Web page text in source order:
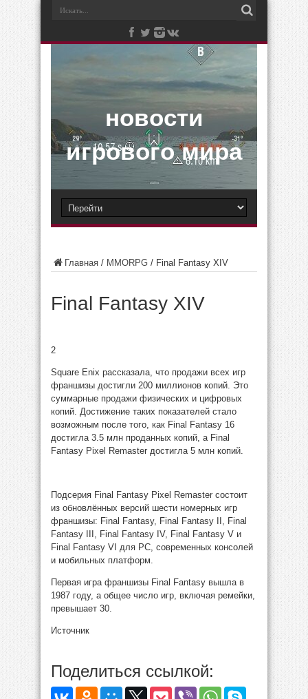
новости
игрового мира
Главная / MMORPG / Final Fantasy XIV
Final Fantasy XIV
2
Square Enix рассказала, что продажи всех игр
франшизы достигли 200 миллионов копий. Это
суммарные продажи физических и цифровых
копий. Достижение таких показателей стало
возможным после того, как Final Fantasy 16
достигла 3.5 млн проданных копий, а Final
Fantasy Pixel Remaster достигла 5 млн копий.
Подсерия Final Fantasy Pixel Remaster состоит
из обновлённых версий шести номерных игр
франшизы: Final Fantasy, Final Fantasy II, Final
Fantasy III, Final Fantasy IV, Final Fantasy V и
Final Fantasy VI для PC, современных консолей
и мобильных платформ.
Первая игра франшизы Final Fantasy вышла в
1987 году, а общее число игр, включая ремейки,
превышает 30.
Источник
Поделиться ссылкой: